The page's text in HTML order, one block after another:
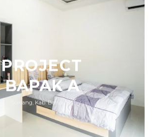
PROJECT
BAPAK A
Soreang, Kab. Bandung